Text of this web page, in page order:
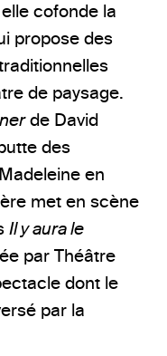
cofonde la
propose des
de paysage.
de David
des
en
met en scène
Il y aura le
par Théâtre
dont le
par la